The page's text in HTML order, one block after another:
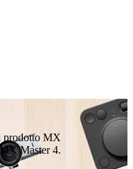
prodotto MX
Master 4.